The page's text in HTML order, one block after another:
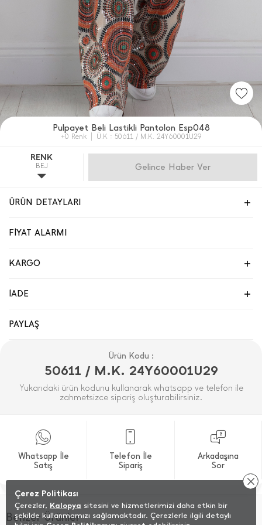
Pulpayet Beli Lastikli Pantolon Esp048
+0 Renk Ü.K : 50611 / M.K. 24Y60001U29
RENK
BEJ Gelince Haber Ver
ÜRÜN DETAYLARI
FİYAT ALARMI
KARGO
İADE
PAYLAŞ
Ürün Kodu :
50611 / M.K. 24Y60001U29
Yukarıdaki ürün kodunu kullanarak whatsapp ve telefon ile
zahmetsizce sipariş oluşturabilirsiniz.
Whatsapp İle
Satış
Telefon İle
Sipariş
Arkadaşına
Sor
Benzer Ürünler
Çerez Politikası
Çerezler, Kalopya sitesini ve hizmetlerimizi daha etkin bir
şekilde kullanmamızı sağlamaktadır. Çerezlerle ilgili detaylı